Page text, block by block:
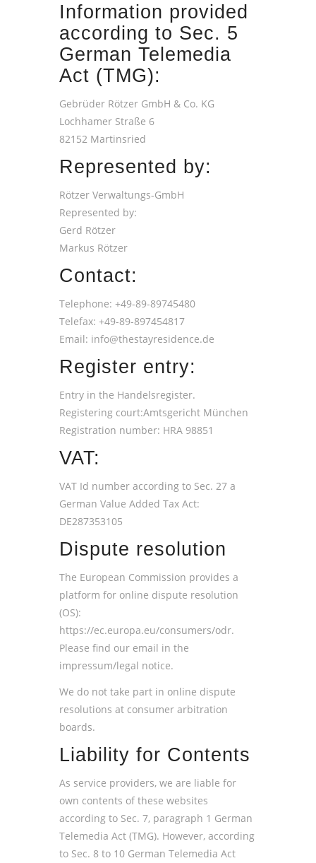
Information provided
according to Sec. 5
German Telemedia
Act (TMG):
Gebrüder Rötzer GmbH & Co. KG
Lochhamer Straße 6
82152 Martinsried
Represented by:
Rötzer Verwaltungs-GmbH
Represented by:
Gerd Rötzer
Markus Rötzer
Contact:
Telephone: +49-89-89745480
Telefax: +49-89-897454817
Email: info@thestayresidence.de
Register entry:
Entry in the Handelsregister.
Registering court:Amtsgericht München
Registration number: HRA 98851
VAT:
VAT Id number according to Sec. 27 a
German Value Added Tax Act:
DE287353105
Dispute resolution
The European Commission provides a
platform for online dispute resolution
(OS):
https://ec.europa.eu/consumers/odr.
Please find our email in the
impressum/legal notice.
We do not take part in online dispute
resolutions at consumer arbitration
boards.
Liability for Contents
As service providers, we are liable for
own contents of these websites
according to Sec. 7, paragraph 1 German
Telemedia Act (TMG). However, according
to Sec. 8 to 10 German Telemedia Act